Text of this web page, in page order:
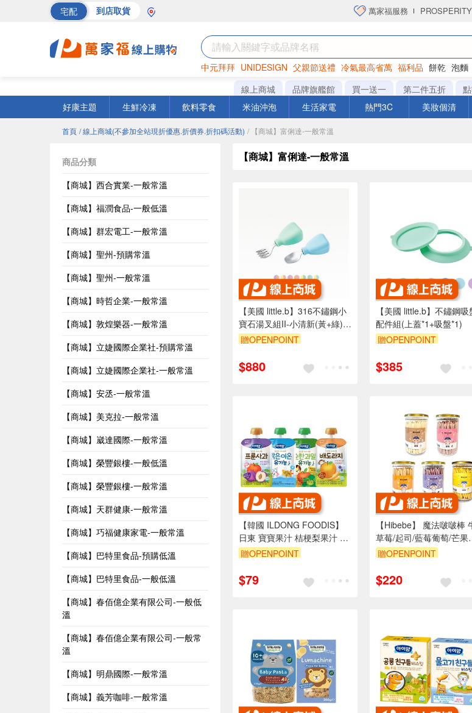
宅配 到店取貨 萬家福服務
中元拜拜 UNIDESIGN 父親節送禮 冷氣最高省萬 福利品 餅乾 泡麵
罐頭 海苔 洋芋片
線上商城 品牌旗艦館 買一送一 第二件五折
好康主題
生鮮冷凍 飲料零食 米油沖泡 生活家電 熱門3C 美妝個清
首頁 / 線上商城(不參加全站現折優惠.折價券.折扣碼活動) / 【商城】富俐達-一般常溫
商品分類
【商城】西合實業-一般常溫
【商城】福潤食品-一般低溫
【商城】群宏電工-一般常溫
【商城】聖州-預購常溫
【商城】聖州-一般常溫
【商城】時哲企業-一般常溫
【商城】敦煌樂器-一般常溫
【商城】立婕國際企業社-預購常溫
【商城】立婕國際企業社-一般常溫
【商城】安丞-一般常溫
【商城】美克拉-一般常溫
【商城】崴達國際-一般常溫
【商城】榮豐銀樓-一般低溫
【商城】榮豐銀樓-一般常溫
【商城】天群健康-一般常溫
【商城】巧福健康家電-一般常溫
【商城】巴特里食品-預購低溫
【商城】巴特里食品-一般低溫
【商城】春佰億企業有限公司-一般低
溫
【商城】春佰億企業有限公司-一般常
溫
【商城】明鼎國際-一般常溫
【商城】義芳咖啡-一般常溫
【商城】富俐達-一般常溫
【美國 little.b】316不鏽鋼小
寶石湯叉組II-小清新(黃+綠)
湯匙 叉子 學習餐具 手握訓練
贈OPENPOINT
$880
【美國 little.b】不鏽鋼吸
配件組(上蓋*1+吸盤*1)
贈OPENPOINT
$385
【韓國 ILDONG FOODIS】
日東 寶寶果汁 桔梗梨果汁 蘋
果黑棗汁 活力平衡飲 綜合水
贈OPENPOINT
$79
【Hibebe】 魔法啵啵棒
草莓/起司/藍莓葡萄/芒果
(150g/罐) 零食 送禮選擇
贈OPENPOINT
$220